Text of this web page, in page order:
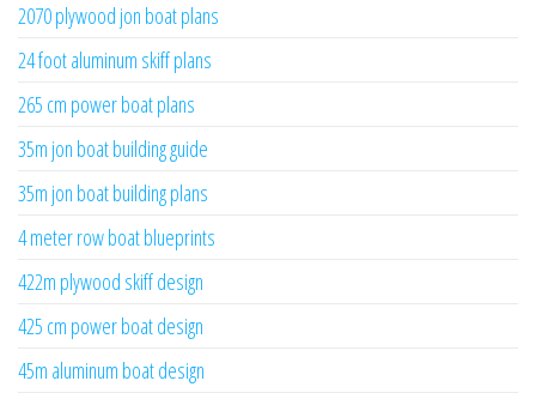
2070 plywood jon boat plans
24 foot aluminum skiff plans
265 cm power boat plans
35m jon boat building guide
35m jon boat building plans
4 meter row boat blueprints
422m plywood skiff design
425 cm power boat design
45m aluminum boat design